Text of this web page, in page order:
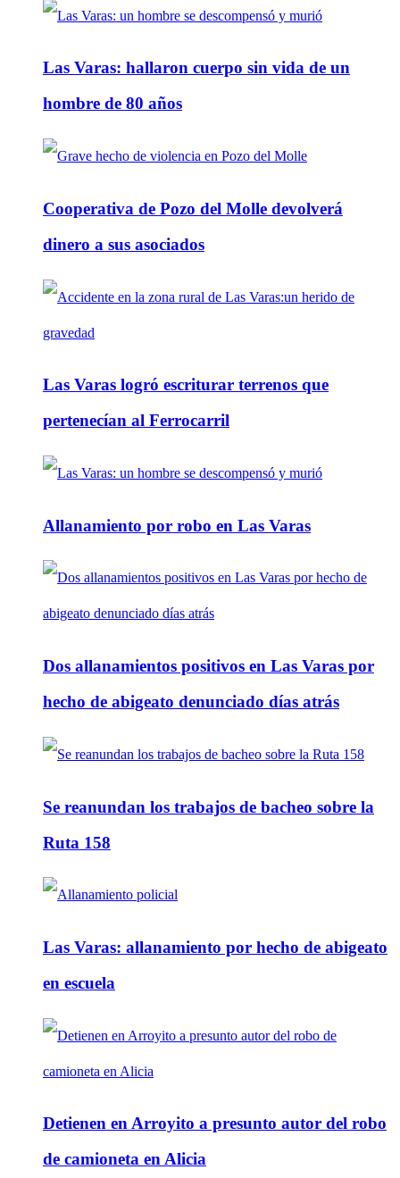
Las Varas: hallaron cuerpo sin vida de un
hombre de 80 años
Cooperativa de Pozo del Molle devolverá
dinero a sus asociados
Las Varas logró escriturar terrenos que
pertenecían al Ferrocarril
Allanamiento por robo en Las Varas
Dos allanamientos positivos en Las Varas por
hecho de abigeato denunciado días atrás
Se reanundan los trabajos de bacheo sobre la
Ruta 158
Las Varas: allanamiento por hecho de abigeato
en escuela
Detienen en Arroyito a presunto autor del robo
de camioneta en Alicia